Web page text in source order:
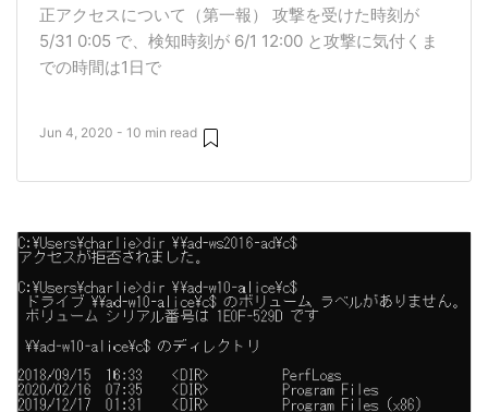
正アクセスについて（第一報） 攻撃を受けた時刻が
5/31 0:05 で、検知時刻が 6/1 12:00 と攻撃に気付くま
での時間は1日で
Jun 4, 2020 - 10 min read